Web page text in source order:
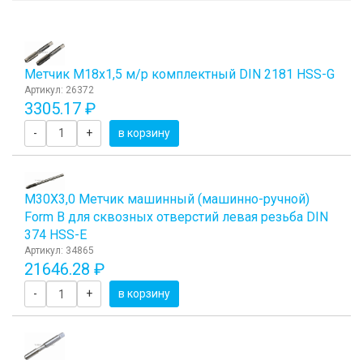
Метчик М18x1,5 м/р комплектный DIN 2181 HSS-G
Артикул: 26372
3305.17 ₽
- + в корзину
М30Х3,0 Метчик машинный (машинно-ручной)
Form B для сквозных отверстий левая резьба DIN
374 HSS-E
Артикул: 34865
21646.28 ₽
- + в корзину